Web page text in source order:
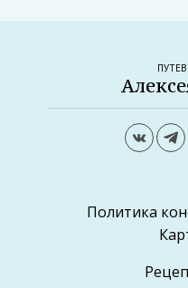
Политика